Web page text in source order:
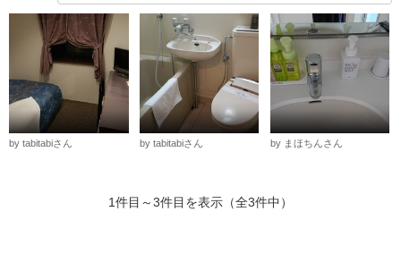
by tabitabiさん by tabitabiさん by まほちんさん
1件目～3件目を表示（全3件中）